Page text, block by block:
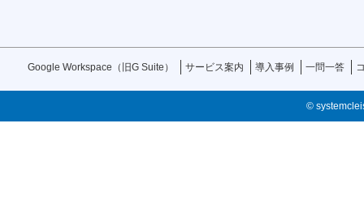
Google Workspace（旧G Suite） サービス案内 導入事例 一問一答
©